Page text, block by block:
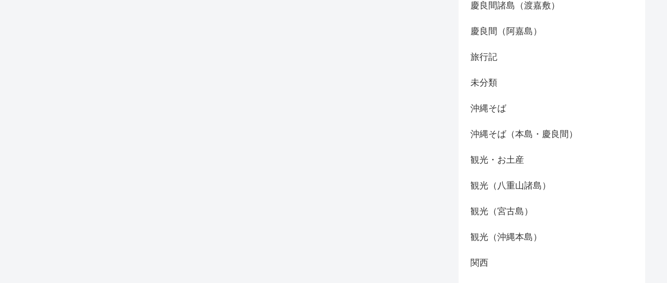
慶良間諸島（渡嘉敷）
慶良間（阿嘉島）
旅行記
未分類
沖縄そば
沖縄そば（本島・慶良間）
観光・お土産
観光（八重山諸島）
観光（宮古島）
観光（沖縄本島）
関西